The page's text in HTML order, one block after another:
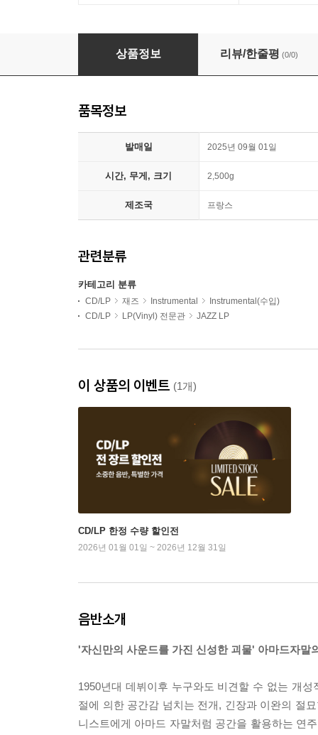
Ahmad Jamal (아마드 자말) - The Essence
상품정보 리뷰/한줄평 (0/0)
품목정보
발매일 2025년 09월 01일
시간, 무게, 크기 2,500g
제조국 프랑스
관련분류
카테고리 분류
CD/LP 재즈 Instrumental
Instrumental(수입)
CD/LP
LP(Vinyl) 전문관 JAZZ LP
이 상품의 이벤트 (1개)
CD/LP 한정 수량 할인전
2026년 01월 01일 ~ 2026년 12월 31일
음반소개
'자신만의 사운드를 가진 신성한 괴물' 아마드자말
1950년대 데뷔이후 누구와도 비견할 수 없는 개
절에 의한 공간감 넘치는 전개, 긴장과 이완의 절
니스트에게 아마드 자말처럼 공간을 활용하는 연